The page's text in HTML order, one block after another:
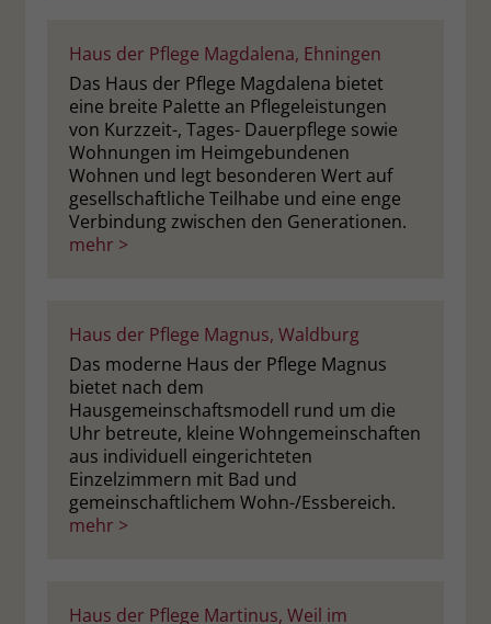
Haus der Pflege Magdalena, Ehningen
Das Haus der Pflege Magdalena bietet
eine breite Palette an Pflegeleistungen
von Kurzzeit-, Tages- Dauerpflege sowie
Wohnungen im Heimgebundenen
Wohnen und legt besonderen Wert auf
gesellschaftliche Teilhabe und eine enge
Verbindung zwischen den Generationen.
mehr >
Haus der Pflege Magnus, Waldburg
Das moderne Haus der Pflege Magnus
bietet nach dem
Hausgemeinschaftsmodell rund um die
Uhr betreute, kleine Wohngemeinschaften
aus individuell eingerichteten
Einzelzimmern mit Bad und
gemeinschaftlichem Wohn-/Essbereich.
mehr >
Haus der Pflege Martinus, Weil im